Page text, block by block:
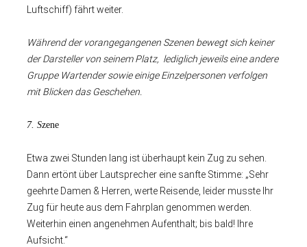
Luftschiff) fährt weiter.
Während der vorangegangenen Szenen bewegt sich keiner
der Darsteller von seinem Platz, lediglich jeweils eine andere
Gruppe Wartender sowie einige Einzelpersonen verfolgen
mit Blicken das Geschehen.
7. Szene
Etwa zwei Stunden lang ist überhaupt kein Zug zu sehen.
Dann ertönt über Lautsprecher eine sanfte Stimme: „Sehr
geehrte Damen & Herren, werte Reisende, leider musste Ihr
Zug für heute aus dem Fahrplan genommen werden.
Weiterhin einen angenehmen Aufenthalt; bis bald! Ihre
Aufsicht.“